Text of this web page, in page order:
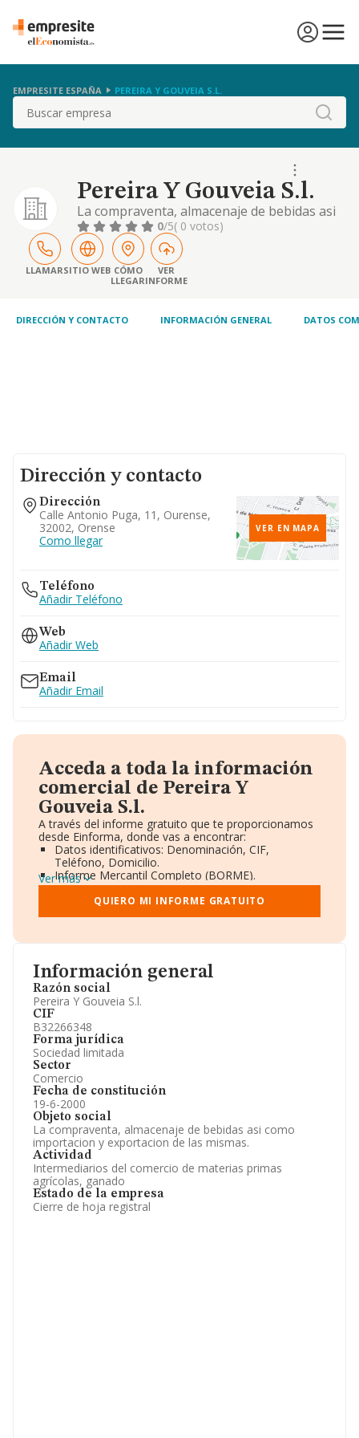
EMPRESITE ESPAÑA PEREIRA Y GOUVEIA S.L.
Buscar
Pereira Y Gouveia S.l.
La compraventa, almacenaje de bebidas asi
como importacion y exportacion de las
mismas.
0/5( 0 votos)
LLAMARSITIO WEB CÓMO
LLEGAR
VER
INFORME
DIRECCIÓN Y CONTACTO INFORMACIÓN GENERAL DATOS
Información general
Razón social
Pereira Y Gouveia S.l.
CIF
B32266348
Forma jurídica
Sociedad limitada
Sector
Comercio
Fecha de constitución
19-6-2000
Objeto social
La compraventa, almacenaje de bebidas asi como
importacion y exportacion de las mismas.
Actividad
Intermediarios del comercio de materias primas
agrícolas, ganado
Estado de la empresa
Cierre de hoja registral
Dirección y contacto
Dirección
Calle Antonio Puga, 11, Ourense,
32002, Orense
Como llegar
VER EN MAPA
Teléfono
Añadir Teléfono
Web
Añadir Web
Email
Añadir Email
Acceda a toda la información
comercial de Pereira Y
Gouveia S.l.
A través del informe gratuito que te proporcionamos
desde Einforma, donde vas a encontrar:
Datos identificativos: Denominación, CIF,
Teléfono, Domicilio.
Informe Mercantil Completo (BORME).
Gráficos de Evolución Ventas y Empleados.
Consejo de Administración y Administradores.
Directivos y Ejecutivos.
Información oficial y registral complementaria.
Ver más
QUIERO MI INFORME GRATUITO